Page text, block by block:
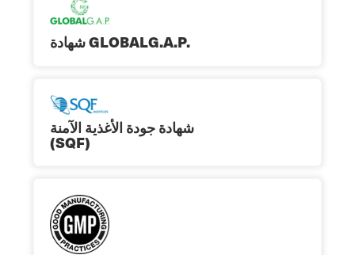
شهادة GLOBALG.A.P.
شهادة جودة الأغذية الآمنة
(SQF)